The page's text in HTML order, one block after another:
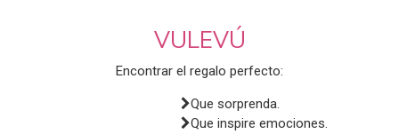
VULEVÚ
Encontrar el regalo perfecto:
Que sorprenda.
Que inspire emociones.